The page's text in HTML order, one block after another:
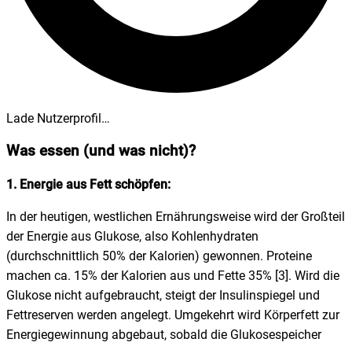
Lade Nutzerprofil…
Was essen (und was nicht)?
1. Energie aus Fett schöpfen:
In der heutigen, westlichen Ernährungsweise wird der Großteil
der Energie aus Glukose, also Kohlenhydraten
(durchschnittlich 50% der Kalorien) gewonnen. Proteine
machen ca. 15% der Kalorien aus und Fette 35% [3]. Wird die
Glukose nicht aufgebraucht, steigt der Insulinspiegel und
Fettreserven werden angelegt. Umgekehrt wird Körperfett zur
Energiegewinnung abgebaut, sobald die Glukosespeicher